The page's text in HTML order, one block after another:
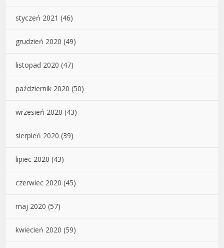
styczeń 2021 (46)
grudzień 2020 (49)
listopad 2020 (47)
październik 2020 (50)
wrzesień 2020 (43)
sierpień 2020 (39)
lipiec 2020 (43)
czerwiec 2020 (45)
maj 2020 (57)
kwiecień 2020 (59)